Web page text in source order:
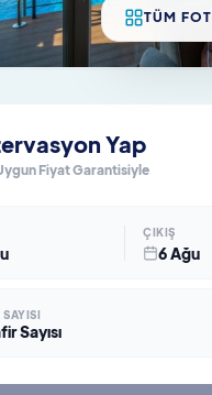
TÜM
Yap
Fiyat Garantisiyle
ÇIKIŞ
6 Ağu
Sayısı